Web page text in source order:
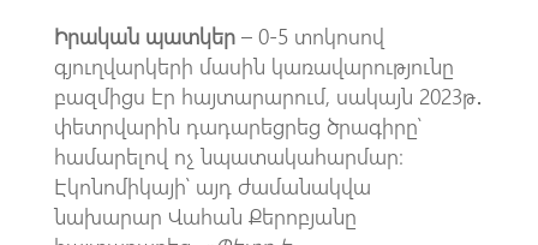
Իրական պատկեր– 0-5 տոկոսով
գյուղվարկերի մասին կառավարությունը
բազմիցս էր հայտարարում, սակայն 2023թ․
փետրվարին դադարեցրեց ծրագիրը՝
համարելով ոչ նպատակահարմար։
Էկոնոմիկայի՝ այդ ժամանակվա
նախարար Վահան Քերոբյանը